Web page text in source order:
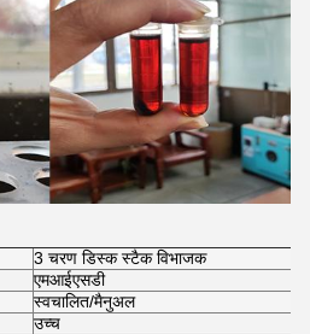
3 चरण डिस्क स्टैक विभाजक
एमआईएसडी
स्वचालित/मैनुअल
उच्च